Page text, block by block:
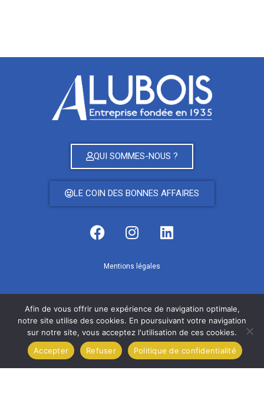
QUI SOMMES-NOUS ?
LE COIN DES BONNES AFFAIRES
Mentions légales
ALUBOIS • Résidence Saint Charles
Les Domaines de la Gare • 07100 ANNONAY
Afin de vous offrir une expérience de navigation optimale,
notre site utilise des cookies. En poursuivant votre navigation
sur notre site, vous acceptez l'utilisation de ces cookies.
Accepter
Refuser Politique de confidentialité